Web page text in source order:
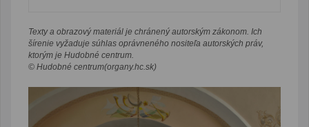
Texty a obrazový materiál je chránený autorským zákonom. Ich
šírenie vyžaduje súhlas oprávneného nositeľa autorských práv,
ktorým je Hudobné centrum.
© Hudobné centrum(organy.hc.sk)